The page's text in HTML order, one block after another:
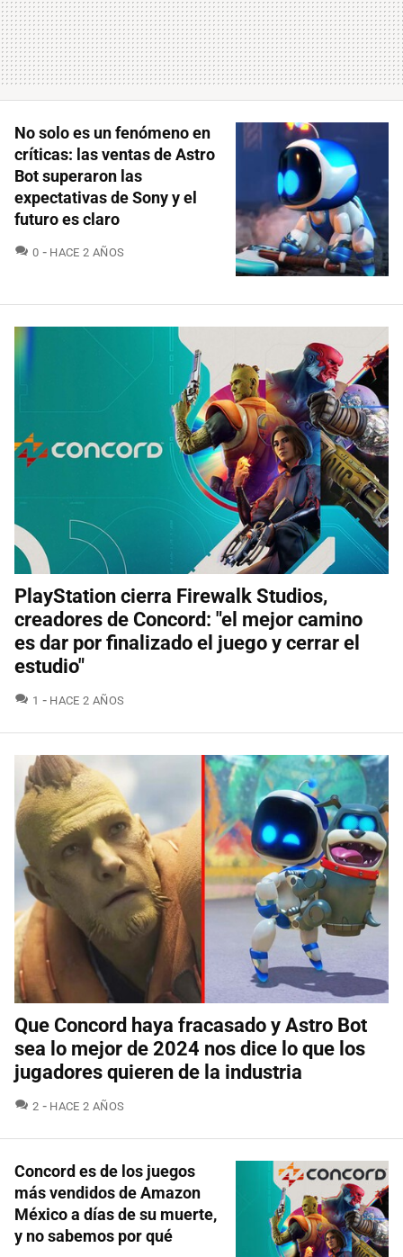
No solo es un fenómeno en
críticas: las ventas de Astro
Bot superaron las
expectativas de Sony y el
futuro es claro
0 COMENTARIOS
HACE 2 AÑOS
PlayStation cierra Firewalk Studios,
creadores de Concord: "el mejor camino
es dar por finalizado el juego y cerrar el
estudio"
1 COMENTARIOS
HACE 2 AÑOS
Que Concord haya fracasado y Astro Bot
sea lo mejor de 2024 nos dice lo que los
jugadores quieren de la industria
2 COMENTARIOS
HACE 2 AÑOS
Concord es de los juegos
más vendidos de Amazon
México a días de su muerte,
y no sabemos por qué